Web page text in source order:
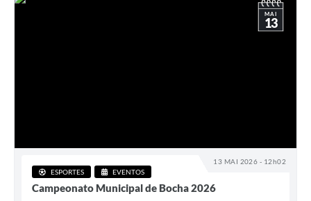
13 MAI 2026 - 12h02
MAI
13
ESPORTES EVENTOS
Campeonato Municipal de Bocha 2026